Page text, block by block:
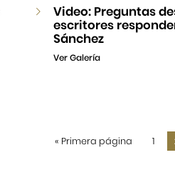
Video: Preguntas
escritores
Sánchez
Ver Galería
« Primera página 1